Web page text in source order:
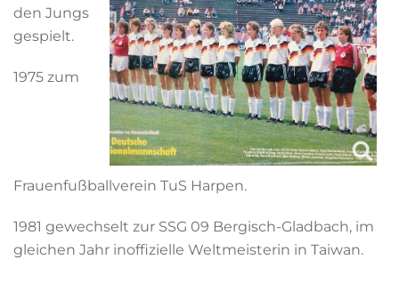
den Jungs
gespielt.
1975 zum
Frauenfußballverein TuS Harpen.
1981 gewechselt zur SSG 09 Bergisch-Gladbach, im
gleichen Jahr inoffizielle Weltmeisterin in Taiwan.